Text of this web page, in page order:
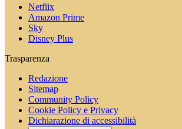
Netflix
Amazon Prime
Sky
Disney Plus
Trasparenza
Redazione
Sitemap
Community Policy
Cookie Policy e Privacy
Dichiarazione di accessibilità